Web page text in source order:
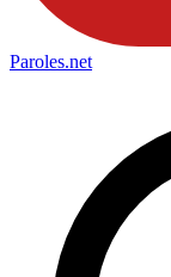
Paroles.net